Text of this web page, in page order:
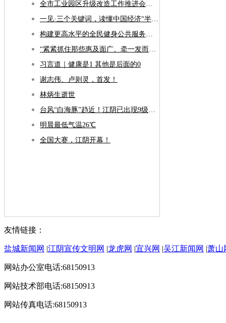
全市工业园区升级改造工作推进会召开
一见·三个关键词，读懂中国经济“半年答卷”
构建更高水平的全民健身公共服务体系
“紧紧抓住那些惠及面广、牵一发而动全身的工作” ——突出重点推进健康中国建设观察
习言道｜健康是1 其他是后面的0
谢志伟、卢则灵，首发！
林炳生逝世
台风“白海豚”趋近！江阴已出现9级大风！
明晨最低气温26℃
全国大赛，江阴开幕！
友情链接：
盐城新闻网 |江阴宣传文明网 |龙虎网 |宜兴网 |吴江新闻网 |萧山
网站办公室电话:68150913
网站技术部电话:68150913
网站传真电话:68150913